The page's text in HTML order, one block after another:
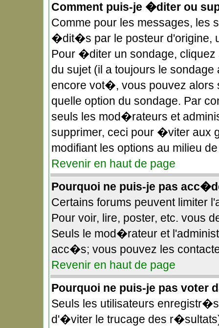
Comment puis-je �diter ou
Comme pour les messages, les
�dit�s par le posteur d'origine,
Pour �diter un sondage, cliquez
du sujet (il a toujours le
encore vot�, vous pouvez alors
quelle option du sondage. Par
seuls les mod�rateurs et
supprimer, ceci pour �viter aux
modifiant les options au milieu
Revenir en haut de page
Pourquoi ne puis-je pas
Certains forums peuvent limiter
Pour voir, lire, poster, etc. vous
Seuls le mod�rateur et
acc�s; vous pouvez les
Revenir en haut de page
Pourquoi ne puis-je pas voter
Seuls les utilisateurs
d'�viter le trucage des